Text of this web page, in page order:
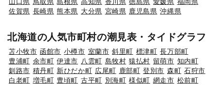
佐賀県 長崎県 熊本県 大分県 宮崎県 鹿児島県 沖縄県
北海道の人気市町村の潮見表・タイドグラフ
苫小牧市 函館市 小樽市 室蘭市 斜里町 標津町 長万部町
豊浦町 余市町 伊達市 八雲町 島牧村 猿払村 留萌市 知内町
釧路市 積丹町 新ひだか町 広尾町 鹿部町 登別市 森町 石狩市
白老町 増毛町 豊頃町 古平町 別海町 様似町 網走市 松前町